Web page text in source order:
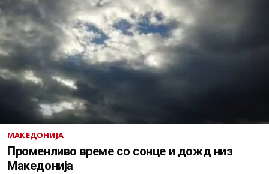
МАКЕДОНИЈА
Променливо време со сонце и дожд низ
Македонија